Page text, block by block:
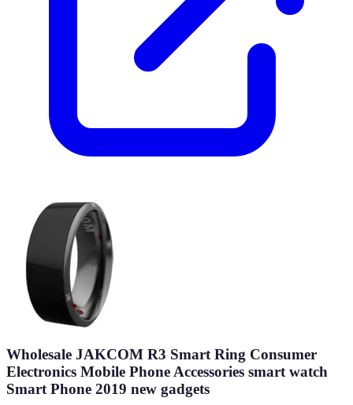
Wholesale JAKCOM R3 Smart Ring Consumer
Electronics Mobile Phone Accessories smart watch
Smart Phone 2019 new gadgets